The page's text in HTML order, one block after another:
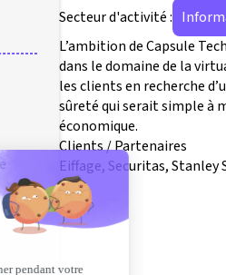
Secteur d'activité :
L’ambition de Capsule
dans le domaine de la
les clients en recherche
sûreté qui serait simple à
économique.
Clients / Partenaires
Eiffage, Securitas, Stanley